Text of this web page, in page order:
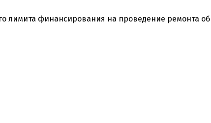
лимита финансирования на проведение ремонта